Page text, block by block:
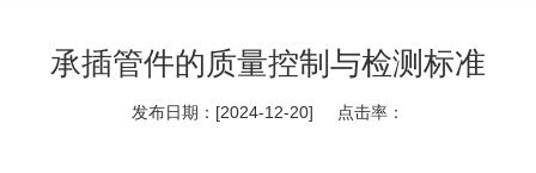
承插管件的质量控制与检测标准
发布日期：[2024-12-20] 点击率：